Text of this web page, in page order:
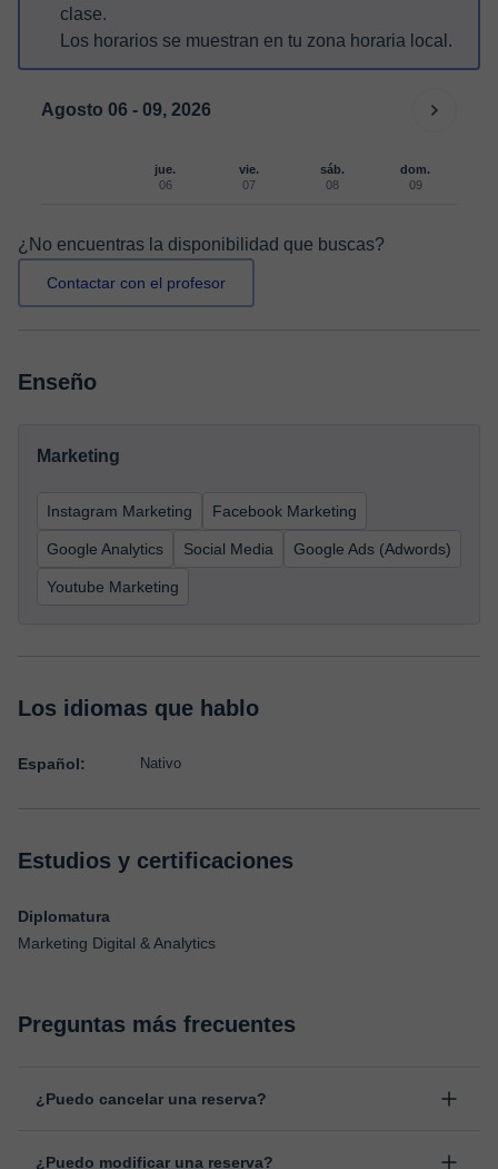
clase.
Los horarios se muestran en tu zona horaria local.
Agosto 06 - 09, 2026
jue.
06
vie.
07
sáb.
08
dom.
09
¿No encuentras la disponibilidad que buscas?
Contactar con el profesor
Enseño
Marketing
Instagram Marketing Facebook Marketing
Google Analytics Social Media Google Ads (Adwords)
Youtube Marketing
Los idiomas que hablo
Español: Nativo
Estudios y certificaciones
Diplomatura
Marketing Digital & Analytics
Preguntas más frecuentes
¿Puedo cancelar una reserva?
antes de la clase, indicando el motivo de cancelación.
¿Puedo modificar una reserva?